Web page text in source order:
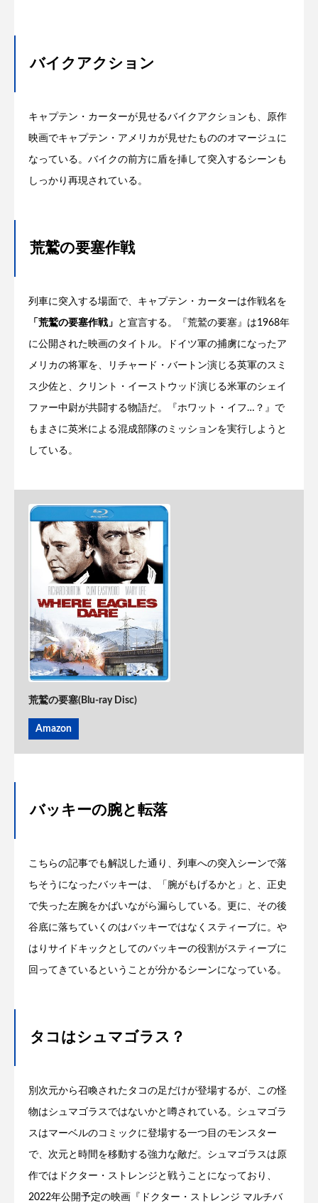
バイクアクション
キャプテン・カーターが見せるバイクアクションも、原作
映画でキャプテン・アメリカが見せたもののオマージュに
なっている。バイクの前方に盾を挿して突入するシーンも
しっかり再現されている。
荒鷲の要塞作戦
列車に突入する場面で、キャプテン・カーターは作戦名を
「荒鷲の要塞作戦」 と宣言する。『荒鷲の要塞』は1968年
に公開された映画のタイトル。ドイツ軍の捕虜になったア
メリカの将軍を、リチャード・バートン演じる英軍のスミ
ス少佐と、クリント・イーストウッド演じる米軍のシェイ
ファー中尉が共闘する物語だ。『ホワット・イフ…？』で
もまさに英米による混成部隊のミッションを実行しようと
している。
荒鷲の要塞(Blu-ray Disc)
Amazon
バッキーの腕と転落
こちらの記事でも解説した通り、列車への突入シーンで落
ちそうになったバッキーは、「腕がもげるかと」と、正史
で失った左腕をかばいながら漏らしている。更に、その後
谷底に落ちていくのはバッキーではなくスティーブに。や
はりサイドキックとしてのバッキーの役割がスティーブに
回ってきているということが分かるシーンになっている。
タコはシュマゴラス？
別次元から召喚されたタコの足だけが登場するが、この怪
物はシュマゴラスではないかと噂されている。シュマゴラ
スはマーベルのコミックに登場する一つ目のモンスター
で、次元と時間を移動する強力な敵だ。シュマゴラスは原
作ではドクター・ストレンジと戦うことになっており、
2022年公開予定の映画『ドクター・ストレンジ マルチバ